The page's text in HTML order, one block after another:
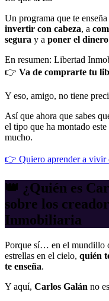
Un programa que te enseña
invertir con cabeza, a
segura y a poner el
En resumen: Libertad
👉 Va de comprarte tu
Y eso, amigo, no tiene
Así que ahora que sabes
el tipo que ha montado
mucho.
👉 Quiero aprender a vivir
👑 ¿Quién es
sobre los
Inmobiliaria
Porque sí… en el mundillo
estrellas en el cielo, quién
te enseña.
Y aquí, Carlos Galán no